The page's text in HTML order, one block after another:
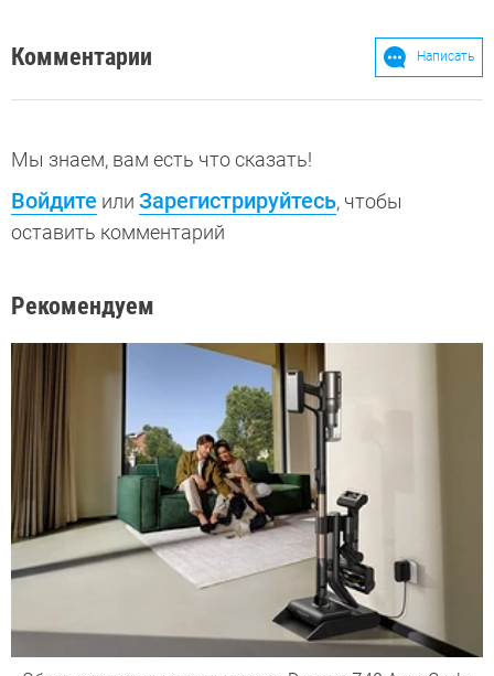
Комментарии Написать
Мы знаем, вам есть что сказать!
Войдите или Зарегистрируйтесь, чтобы
оставить комментарий
Рекомендуем